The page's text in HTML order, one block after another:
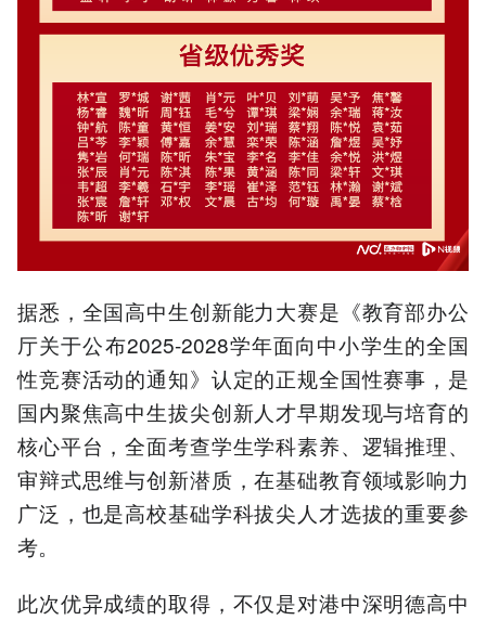
据悉，全国高中生创新能力大赛是《教育部办公
厅关于公布2025-2028学年面向中小学生的全国
性竞赛活动的通知》认定的正规全国性赛事，是
国内聚焦高中生拔尖创新人才早期发现与培育的
核心平台，全面考查学生学科素养、逻辑推理、
审辩式思维与创新潜质，在基础教育领域影响力
广泛，也是高校基础学科拔尖人才选拔的重要参
考。
此次优异成绩的取得，不仅是对港中深明德高中